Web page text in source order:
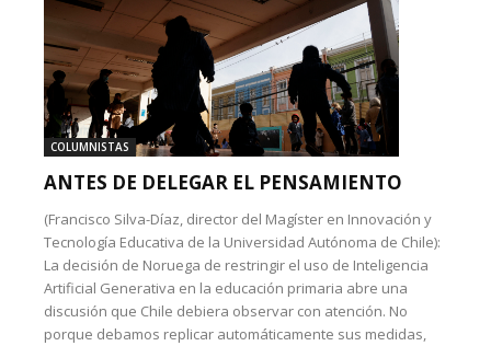
COLUMNISTAS
ANTES DE DELEGAR EL PENSAMIENTO
(Francisco Silva-Díaz, director del Magíster en Innovación y
Tecnología Educativa de la Universidad Autónoma de Chile):
La decisión de Noruega de restringir el uso de Inteligencia
Artificial Generativa en la educación primaria abre una
discusión que Chile debiera observar con atención. No
porque debamos replicar automáticamente sus medidas,